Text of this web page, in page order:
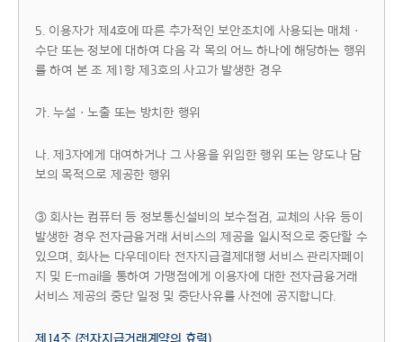
5. 이용자가 제4호에 따른 추가적인 보안조치에 사용되는 매체ㆍ
수단 또는 정보에 대하여 다음 각 목의 어느 하나에 해당하는 행위
를 하여 본 조 제1항 제3호의 사고가 발생한 경우
가. 누설ㆍ노출 또는 방치한 행위
나. 제3자에게 대여하거나 그 사용을 위임한 행위 또는 양도나 담
보의 목적으로 제공한 행위
③ 회사는 컴퓨터 등 정보통신설비의 보수점검, 교체의 사유 등이
발생한 경우 전자금융거래 서비스의 제공을 일시적으로 중단할 수
있으며, 회사는 다우데이타 전자지급결제대행 서비스 관리자페이
지 및 E-mail을 통하여 가맹점에게 이용자에 대한 전자금융거래
서비스 제공의 중단 일정 및 중단사유를 사전에 공지합니다.
제14조 (전자지급거래계약의 효력)